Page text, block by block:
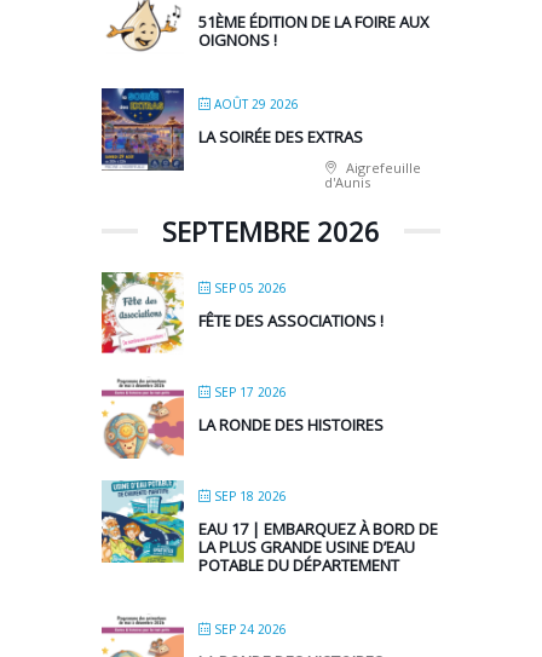
51ÈME ÉDITION DE LA FOIRE AUX
OIGNONS !
AOÛT 29 2026
LA SOIRÉE DES EXTRAS
Aigrefeuille
d'Aunis
SEPTEMBRE 2026
SEP 05 2026
FÊTE DES ASSOCIATIONS !
SEP 17 2026
LA RONDE DES HISTOIRES
SEP 18 2026
EAU 17 | EMBARQUEZ À BORD DE
LA PLUS GRANDE USINE D’EAU
POTABLE DU DÉPARTEMENT
SEP 24 2026